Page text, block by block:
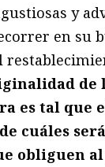
y
en su
de
es tal que
cuáles
obliguen